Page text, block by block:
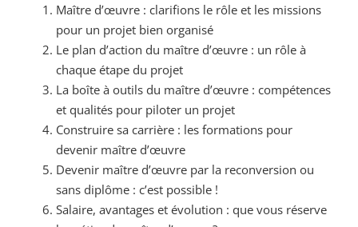
Maître d’œuvre : clarifions le rôle et les missions
pour un projet bien organisé
Le plan d’action du maître d’œuvre : un rôle à
chaque étape du projet
La boîte à outils du maître d’œuvre : compétences
et qualités pour piloter un projet
Construire sa carrière : les formations pour
devenir maître d’œuvre
Devenir maître d’œuvre par la reconversion ou
sans diplôme : c’est possible !
Salaire, avantages et évolution : que vous réserve